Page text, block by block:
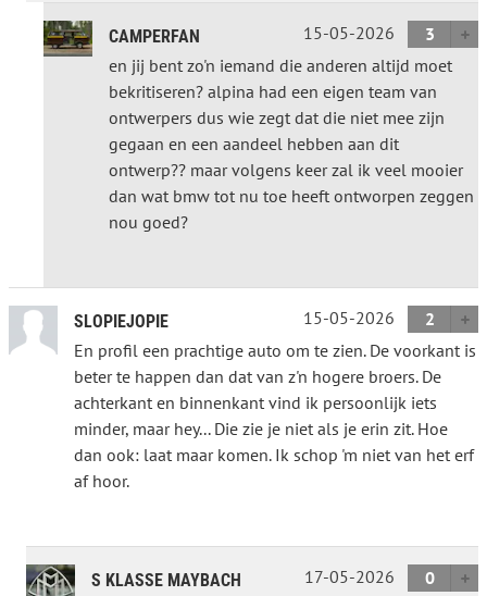
CAMPERFAN 15-05-2026
3
en jij bent zo'n iemand die anderen altijd moet
bekritiseren? alpina had een eigen team van
ontwerpers dus wie zegt dat die niet mee zijn
gegaan en een aandeel hebben aan dit
ontwerp?? maar volgens keer zal ik veel mooier
dan wat bmw tot nu toe heeft ontworpen zeggen
nou goed?
SLOPIEJOPIE 15-05-2026
2
En profil een prachtige auto om te zien. De voorkant is
beter te happen dan dat van z'n hogere broers. De
achterkant en binnenkant vind ik persoonlijk iets
minder, maar hey... Die zie je niet als je erin zit. Hoe
dan ook: laat maar komen. Ik schop 'm niet van het erf
af hoor.
S KLASSE MAYBACH 17-05-2026
0